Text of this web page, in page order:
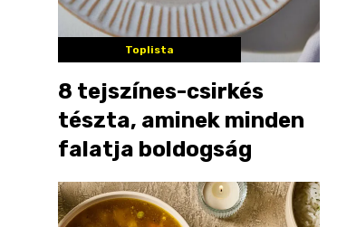
Toplista
8 tejszínes-csirkés
tészta, aminek minden
falatja boldogság